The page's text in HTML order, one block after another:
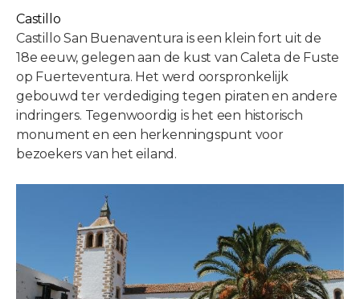
Castillo
Castillo San Buenaventura is een klein fort uit de
18e eeuw, gelegen aan de kust van Caleta de Fuste
op Fuerteventura. Het werd oorspronkelijk
gebouwd ter verdediging tegen piraten en andere
indringers. Tegenwoordig is het een historisch
monument en een herkenningspunt voor
bezoekers van het eiland.